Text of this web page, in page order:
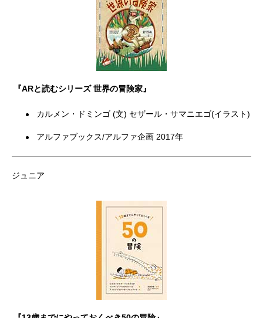
『ARと読むシリーズ 世界の冒険家』
カルメン・ドミンゴ (文) セザール・サマニエゴ(イラスト)
アルファブックス/アルファ企画 2017年
ジュニア